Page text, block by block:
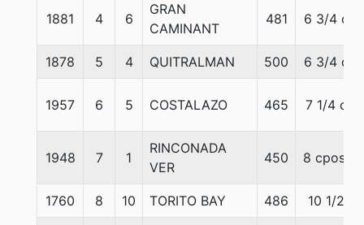
1881 4 6
GRAN
CAMINANT
481 6 3/4 c
1878 5 4 QUITRALMAN 500 6 3/4 c
1957 6 5 COSTALAZO 465 7 1/4 c
1948 7 1
RINCONADA
VER
450 8 cpos.
1760 8 10 TORITO BAY 486 10 1/2